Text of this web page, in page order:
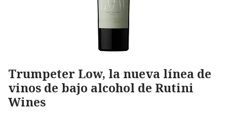
Trumpeter Low, la nueva línea de
vinos de bajo alcohol de Rutini
Wines